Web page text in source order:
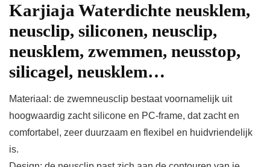
Karjiaja Waterdichte neusklem,
neusclip, siliconen, neusclip,
neusklem, zwemmen, neusstop,
silicagel, neusklem…
Materiaal: de zwemneusclip bestaat voornamelijk uit
hoogwaardig zacht silicone en PC-frame, dat zacht en
comfortabel, zeer duurzaam en flexibel en huidvriendelijk
is.